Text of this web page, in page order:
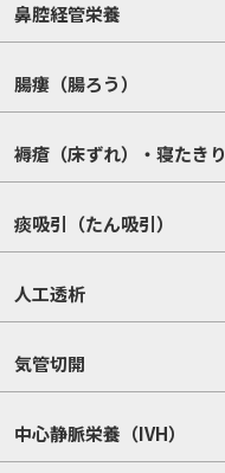
鼻腔経管栄養
腸瘻（腸ろう）
褥瘡（床ずれ）・寝たきり
痰吸引（たん吸引）
人工透析
気管切開
中心静脈栄養（IVH）